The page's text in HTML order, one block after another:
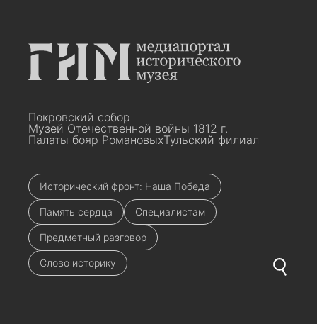
Покровский собор
Музей Отечественной войны 1812 г.
Палаты бояр РомановыхТульский филиал
Исторический фронт: Наша Победа
Память сердца Специалистам
Предметный разговор
Слово историку